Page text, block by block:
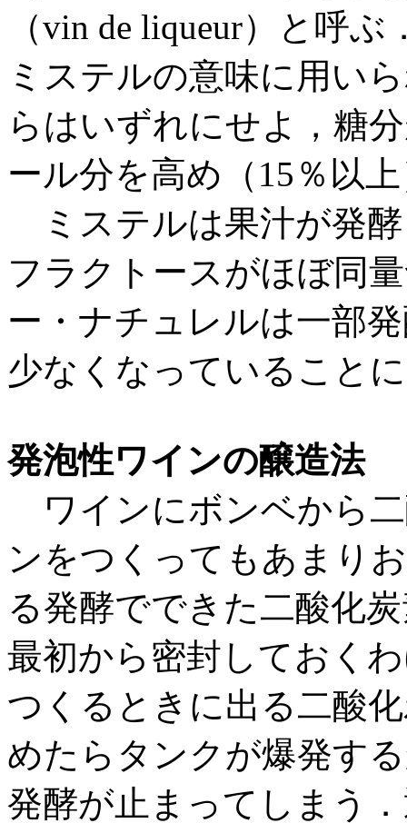
（vin de liqueur）と呼
ミステルの意味に用い
らはいずれにせよ，糖
ール分を高め（15％以
ミステルは果汁が発
フラクトースがほぼ同
ー・ナチュレルは一部
少なくなっていること
発泡性ワインの醸造法
ワインにボンベから
ンをつくってもあまり
る発酵でできた二酸化
最初から密封しておく
つくるときに出る二酸
めたらタンクが爆発す
発酵が止まってしまう